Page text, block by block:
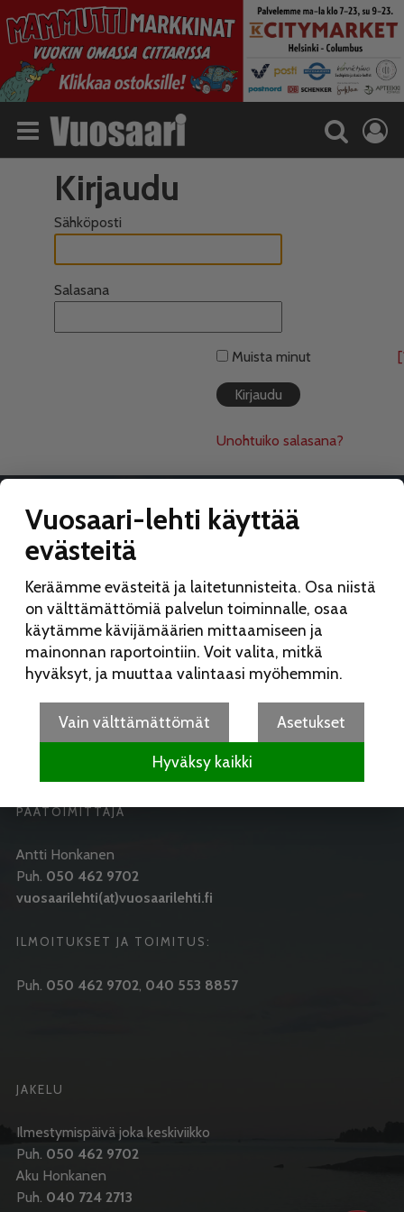
Kirjaudu
Sähköposti
Salasana
Muista minut
Unohtuiko salasana?
VUOSAARI-LEHTI
Toimitus:
Vuosaari-lehti
Merikorttikuja 6 E
00960 Helsinki
Puh:
050 462 9702
vuosaarilehti(at)vuosaarilehti.fi
PÄÄTOIMITTAJA
Antti Honkanen
Puh. 050 462 9702
vuosaarilehti(at)vuosaarilehti.fi
ILMOITUKSET JA TOIMITUS:
Puh. 050 462 9702, 040 553 8857
JAKELU
Ilmestymispäivä joka keskiviikko
Puh. 050 462 9702
Aku Honkanen
Puh. 040 724 2713
Vuosaari-lehti käyttää
evästeitä
Keräämme evästeitä ja laitetunnisteita. Osa niistä
on välttämättömiä palvelun toiminnalle, osaa
käytämme kävijämäärien mittaamiseen ja
mainonnan raportointiin. Voit valita, mitkä
hyväksyt, ja muuttaa valintaasi myöhemmin.
Vain välttämättömät Asetukset
Hyväksy kaikki